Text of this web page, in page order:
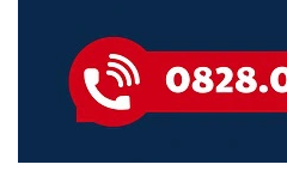
Bảo hành